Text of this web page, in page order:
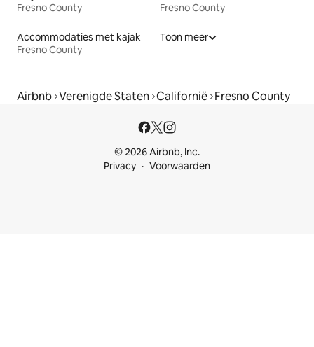
Fresno County
Fresno County
Accommodaties met kajak
Fresno County
Toon meer
Airbnb Verenigde Staten Californië Fresno County
© 2026 Airbnb, Inc.
Privacy
Voorwaarden